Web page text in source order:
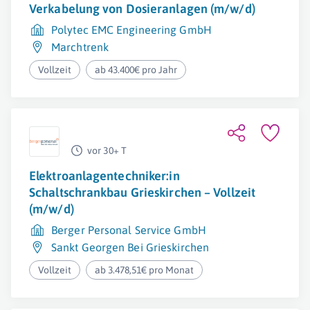
Verkabelung von Dosieranlagen (m/w/d)
Polytec EMC Engineering GmbH
Marchtrenk
Vollzeit ab 43.400€ pro Jahr
vor 30+ T
Elektroanlagentechniker:in
Schaltschrankbau Grieskirchen – Vollzeit
(m/w/d)
Berger Personal Service GmbH
Sankt Georgen Bei Grieskirchen
Vollzeit ab 3.478,51€ pro Monat